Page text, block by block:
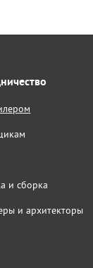
и сборка
и архитекторы